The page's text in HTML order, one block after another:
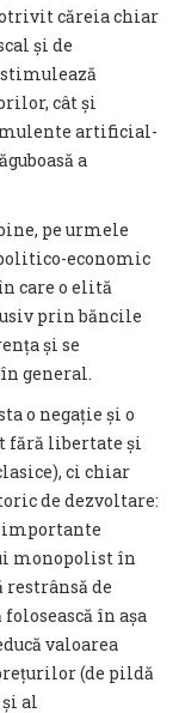
căreia chiar
și de
cât și
artificial-
a
pe urmele
economic
care o elită
prin băncile
și se
general.
o negație și o
fără libertate și
ci chiar
de dezvoltare:
importante
monopolist în
restrânsă de
în așa
valoarea
(de pildă
al